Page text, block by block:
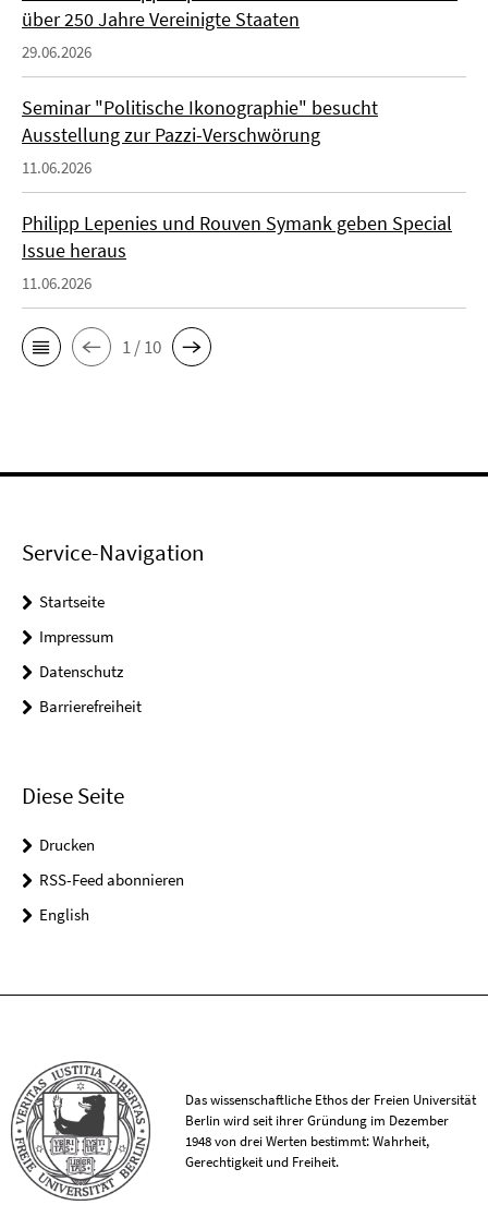
über 250 Jahre Vereinigte Staaten
29.06.2026
Seminar "Politische Ikonographie" besucht
Ausstellung zur Pazzi-Verschwörung
11.06.2026
Philipp Lepenies und Rouven Symank geben Special
Issue heraus
11.06.2026
1 / 10
Service-Navigation
Startseite
Impressum
Datenschutz
Barrierefreiheit
Diese Seite
Drucken
RSS-Feed abonnieren
English
Das wissenschaftliche Ethos der Freien Universität
Berlin wird seit ihrer Gründung im Dezember
1948 von drei Werten bestimmt: Wahrheit,
Gerechtigkeit und Freiheit.